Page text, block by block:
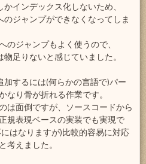
インデックス化しないため、
のジャンプができなくなってしま
のジャンプもよく使うので、
足りないと感じていました。
加するには(何らかの言語で)パー
なり骨が折れる作業です。
は面倒ですが、ソースコードから
規表現ベースの実装でも実現で
はなりますが)比較的容易に対応
考えました。